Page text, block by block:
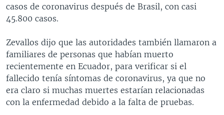
casos de coronavirus después de Brasil, con casi
45.800 casos.
Zevallos dijo que las autoridades también llamaron a
familiares de personas que habían muerto
recientemente en Ecuador, para verificar si el
fallecido tenía síntomas de coronavirus, ya que no
era claro si muchas muertes estarían relacionadas
con la enfermedad debido a la falta de pruebas.